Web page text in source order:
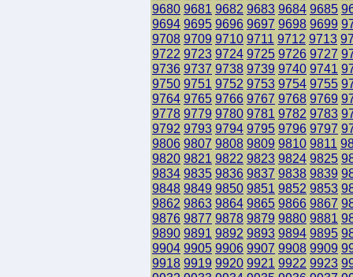
9680 9681 9682 9683 9684 9685
9694 9695 9696 9697 9698 9699
9708 9709 9710 9711 9712 9713
9722 9723 9724 9725 9726 9727
9736 9737 9738 9739 9740 9741
9750 9751 9752 9753 9754 9755
9764 9765 9766 9767 9768 9769
9778 9779 9780 9781 9782 9783
9792 9793 9794 9795 9796 9797
9806 9807 9808 9809 9810 9811
9820 9821 9822 9823 9824 9825
9834 9835 9836 9837 9838 9839
9848 9849 9850 9851 9852 9853
9862 9863 9864 9865 9866 9867
9876 9877 9878 9879 9880 9881
9890 9891 9892 9893 9894 9895
9904 9905 9906 9907 9908 9909
9918 9919 9920 9921 9922 9923